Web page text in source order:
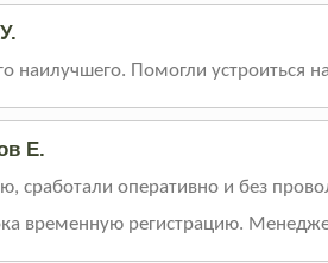
наилучшего. Помогли устроиться
Е.
сработали оперативно и без
временную регистрацию.